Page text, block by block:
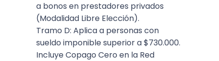
a bonos en prestadores privados
(Modalidad Libre Elección).
Tramo D: Aplica a personas con
sueldo imponible superior a $730.000.
Incluye Copago Cero en la Red